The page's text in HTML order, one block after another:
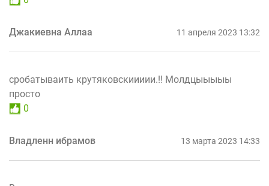
Джакиевна Аллаа 11 апреля 2023 13:32
сробатываить крутяковскиииии.!! Молдцыыыыы
просто
0
Владленн ибрамов 13 марта 2023 14:33